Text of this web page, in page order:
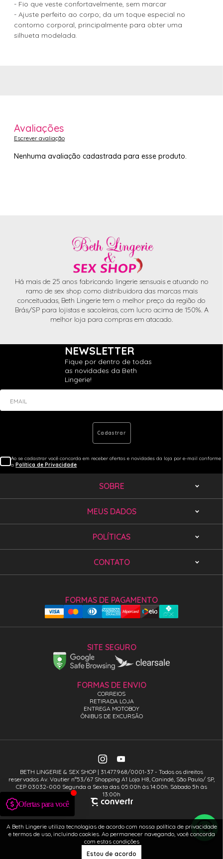
- Fio que veste confortavelmente, sem marcar
- Ajuste perfeito ao corpo; da um toque especial no
contorno corporal, principalmente para obter uma
silhueta modelada.
Avaliações
Escrever avaliação
Nenhuma avaliação cadastrada para esse produto.
Há mais de 25 anos fabricando lingerie sensuais e atuando no
ramo de sex shop como distribuidora das marcas mais
conceituadas, Beth Lingerie tem o melhor preço da região do
Brás/SP para lojistas e sacoleiras, com lucro acima de 150%. A
melhor loja para compras em atacado.
NEWSLETTER
Fique por dentro de todas
as novidades da Beth
Lingerie!
EMAIL
Cadastrar
Ao se cadastrar você concorda em receber ofertas e novidades da loja por e-mail conforme
aPolítica de Privacidade
SOBRE
MEUS DADOS
POLÍTICAS
CONTATO
SITE SEGURO
FORMAS DE PAGAMENTO
FORMAS DE ENVIO
CORREIOS
RETIRADA LOJA
ENTREGA MOTOBOY
ÔNIBUS DE EXCURSÃO
BETH LINGERIE & SEX SHOP | 31.477.968/0001-37 - Todos os direitos
reservados Av. Vautier n°53/67 Shopping A1 Loja H8, Canindé, São Paulo/ SP,
CEP 03032-000 Segunda a Sexta das 05:00h às 14:00h. Sábado 5h às
13:00h
A Beth Lingerie utiliza tecnologias de acordo com nossa política de privacidade
e termos de uso, incluindo cookies. Ao permanecer navegando, você concorda
com estas condições
Estou de acordo